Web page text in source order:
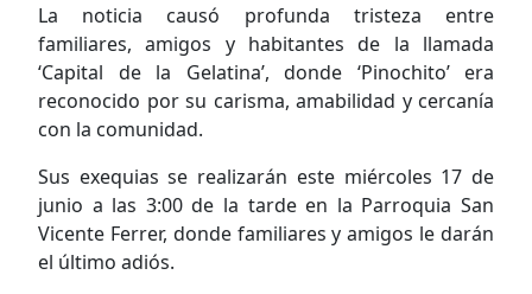
La noticia causó profunda tristeza entre
familiares, amigos y habitantes de la llamada
‘Capital de la Gelatina’, donde ‘Pinochito’ era
reconocido por su carisma, amabilidad y cercanía
con la comunidad.
Sus exequias se realizarán este miércoles 17 de
junio a las 3:00 de la tarde en la Parroquia San
Vicente Ferrer, donde familiares y amigos le darán
el último adiós.